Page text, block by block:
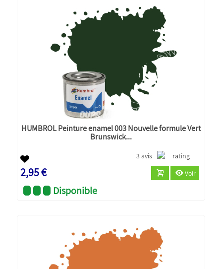
HUMBROL Peinture enamel 003 Nouvelle formule Vert
Brunswick...
3 avis
2,95 € Voir
Disponible